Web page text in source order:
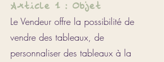
Article 1 : Objet
Le Vendeur offre la possibilité de
vendre des tableaux, de
personnaliser des tableaux à la